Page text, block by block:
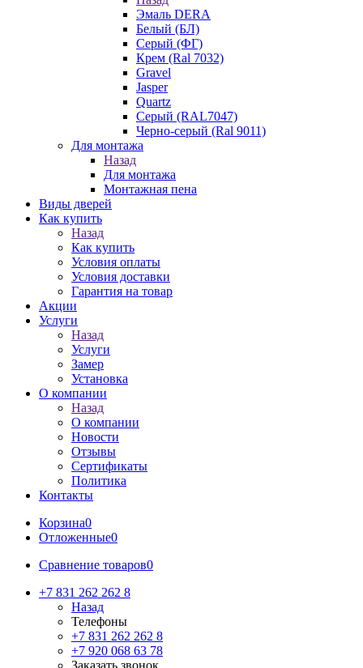
Эмаль DERA
Белый (БЛ)
Серый (ФГ)
Крем (Ral 7032)
Gravel
Jasper
Quartz
Серый (RAL7047)
Черно-серый (Ral 9011)
Для монтажа
Назад
Для монтажа
Монтажная пена
Виды дверей
Как купить
Назад
Как купить
Условия оплаты
Условия доставки
Гарантия на товар
Акции
Услуги
Назад
Услуги
Замер
Установка
О компании
Назад
О компании
Новости
Отзывы
Сертификаты
Политика
Контакты
Корзина0
Отложенные0
Сравнение товаров0
+7 831 262 262 8
Назад
Телефоны
+7 831 262 262 8
+7 920 068 63 78
Заказать звонок